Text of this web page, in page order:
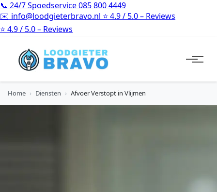
📞 24/7 Spoedservice085 800 4449
✉️ info@loodgieterbravo.nl ⭐ 4.9 / 5.0 – Reviews
⭐ 4.9 / 5.0 – Reviews
Home › Diensten › Afvoer Verstopt in Vlijmen